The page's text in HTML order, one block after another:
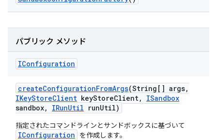
パブリック メソッド
IConfiguration
createConfigurationFromArgs(String[] args,
IKeyStoreClient keyStoreClient,
ISandbox
sandbox, IRunUtil runUtil)
指定されたコマンドラインとサンドボックスに基づいて
IConfiguration を作成します。